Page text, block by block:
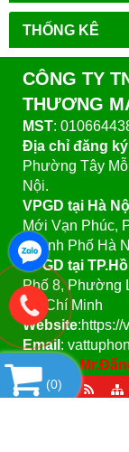
THỐNG KÊ
CÔNG TY
THƯƠNG
MST:
Địa chỉ đăng
Phường Tây
Nội.
VPGD tại Hà
Mới Vạn Phúc,
Thành Phố Hà
VPGD tại
Phố 8, Phường
Hồ Chí Minh
Website:https://
Email :
Hotline:
(0)